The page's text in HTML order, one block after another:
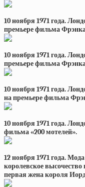
10 ноября 1971 года.
премьере фильма
10 ноября 1971 года.
премьере фильма
10 ноября 1971 года.
на премьере фильма
10 ноября 1971 года.
фильма «200 мотелей».
12 ноября 1971 года.
королевское
первая жена короля